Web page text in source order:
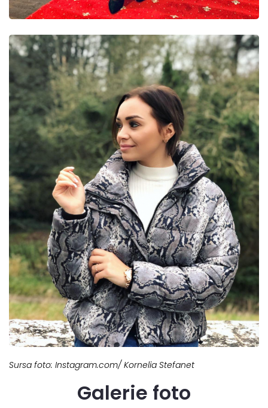
Sursa foto: Instagram.com/ Kornelia Stefanet
Galerie foto